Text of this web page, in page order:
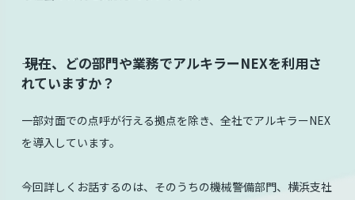
⸺ 現在、どの部門や業務でアルキラーNEXを利用さ
れていますか？
一部対面での点呼が行える拠点を除き、全社でアルキラーNEX
を導入しています。
今回詳しくお話するのは、そのうちの機械警備部門、横浜支社